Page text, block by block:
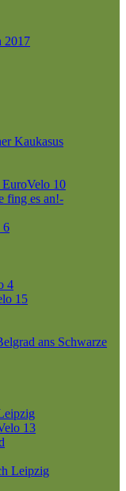
2017
Kaukasus
EuroVelo 10
fing es an!-
6
4
15
ans Schwarze
13
Leipzig